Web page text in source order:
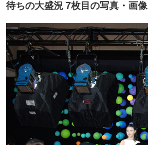
ショッピング
その他
プッシュ通知の停止方法
待ちの大盛況 7枚目の写真・画像